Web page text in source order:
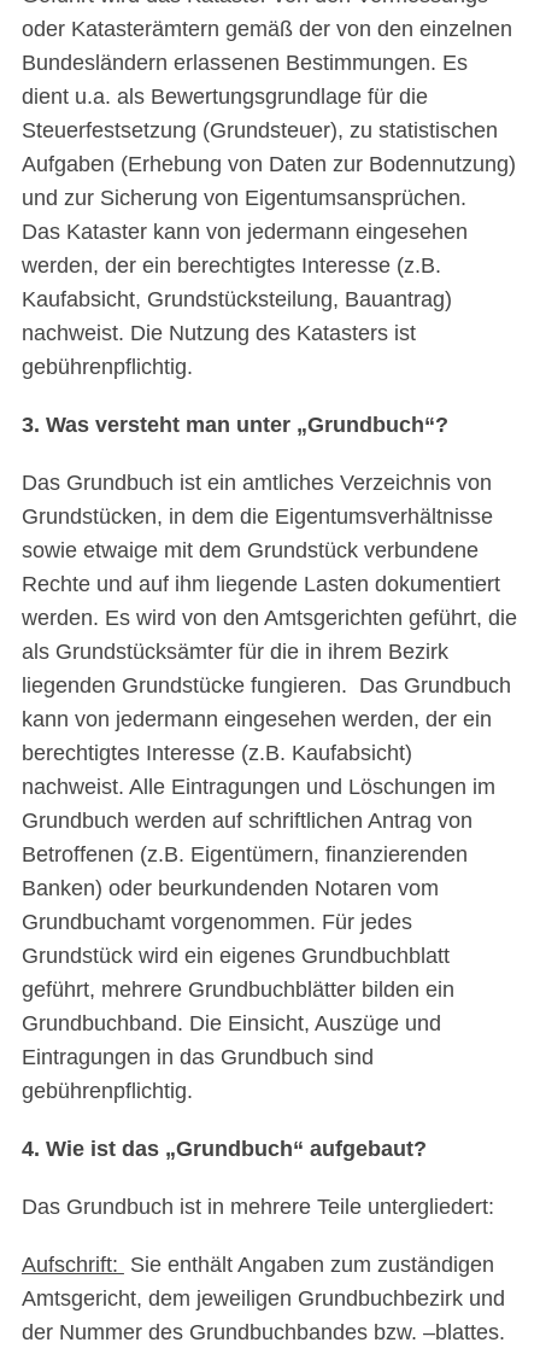
oder Katasterämtern gemäß der von den einzelnen
Bundesländern erlassenen Bestimmungen. Es
dient u.a. als Bewertungsgrundlage für die
Steuerfestsetzung (Grundsteuer), zu statistischen
Aufgaben (Erhebung von Daten zur Bodennutzung)
und zur Sicherung von Eigentumsansprüchen.
Das Kataster kann von jedermann eingesehen
werden, der ein berechtigtes Interesse (z.B.
Kaufabsicht, Grundstücksteilung, Bauantrag)
nachweist. Die Nutzung des Katasters ist
gebührenpflichtig.
3. Was versteht man unter „Grundbuch“?
Das Grundbuch ist ein amtliches Verzeichnis von
Grundstücken, in dem die Eigentumsverhältnisse
sowie etwaige mit dem Grundstück verbundene
Rechte und auf ihm liegende Lasten dokumentiert
werden. Es wird von den Amtsgerichten geführt, die
als Grundstücksämter für die in ihrem Bezirk
liegenden Grundstücke fungieren. Das Grundbuch
kann von jedermann eingesehen werden, der ein
berechtigtes Interesse (z.B. Kaufabsicht)
nachweist. Alle Eintragungen und Löschungen im
Grundbuch werden auf schriftlichen Antrag von
Betroffenen (z.B. Eigentümern, finanzierenden
Banken) oder beurkundenden Notaren vom
Grundbuchamt vorgenommen. Für jedes
Grundstück wird ein eigenes Grundbuchblatt
geführt, mehrere Grundbuchblätter bilden ein
Grundbuchband. Die Einsicht, Auszüge und
Eintragungen in das Grundbuch sind
gebührenpflichtig.
4. Wie ist das „Grundbuch“ aufgebaut?
Das Grundbuch ist in mehrere Teile untergliedert:
Aufschrift: Sie enthält Angaben zum zuständigen
Amtsgericht, dem jeweiligen Grundbuchbezirk und
der Nummer des Grundbuchbandes bzw. –blattes.